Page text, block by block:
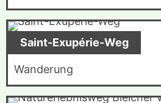
Saint-Exupérie-Weg
Wanderung